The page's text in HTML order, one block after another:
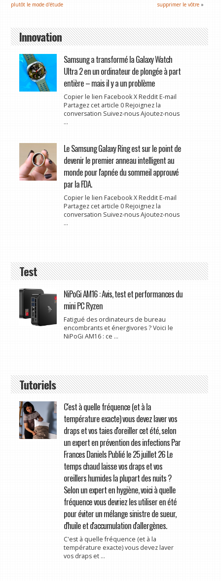
plutôt le mode d'étude
supprimer le vôtre »
Innovation
Samsung a transformé la Galaxy Watch
Ultra 2 en un ordinateur de plongée à part
entière – mais il y a un problème
Copier le lien Facebook X Reddit E-mail
Partagez cet article 0 Rejoignez la
conversation Suivez-nous Ajoutez-nous
...
Le Samsung Galaxy Ring est sur le point de
devenir le premier anneau intelligent au
monde pour l'apnée du sommeil approuvé
par la FDA.
Copier le lien Facebook X Reddit E-mail
Partagez cet article 0 Rejoignez la
conversation Suivez-nous Ajoutez-nous
...
Test
NiPoGi AM16 : Avis, test et performances du
mini PC Ryzen
Fatigué des ordinateurs de bureau
encombrants et énergivores ? Voici le
NiPoGi AM16 : ce ...
Tutoriels
C'est à quelle fréquence (et à la
température exacte) vous devez laver vos
draps et vos taies d'oreiller cet été, selon
un expert en prévention des infections Par
Frances Daniels Publié le 25 juillet 26 Le
temps chaud laisse vos draps et vos
oreillers humides la plupart des nuits ?
Selon un expert en hygiène, voici à quelle
fréquence vous devriez les utiliser en été
pour éviter un mélange sinistre de sueur,
d'huile et d'accumulation d'allergènes.
C'est à quelle fréquence (et à la
température exacte) vous devez laver
vos draps et ...